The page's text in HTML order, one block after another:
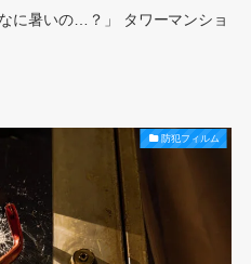
に暑いの…？」 タワーマンショ
防犯フィルム